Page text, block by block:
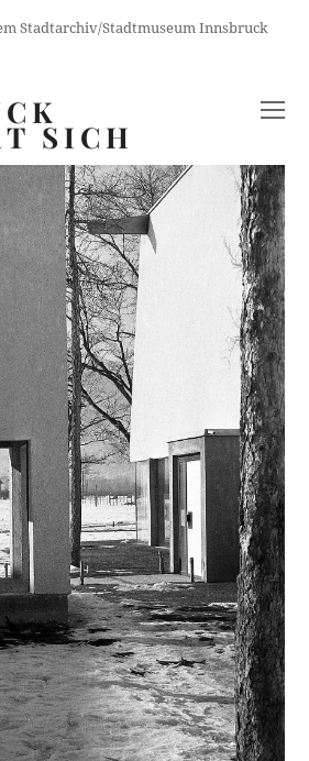
Stadtarchiv/Stadtmuseum Innsbruck
SICH